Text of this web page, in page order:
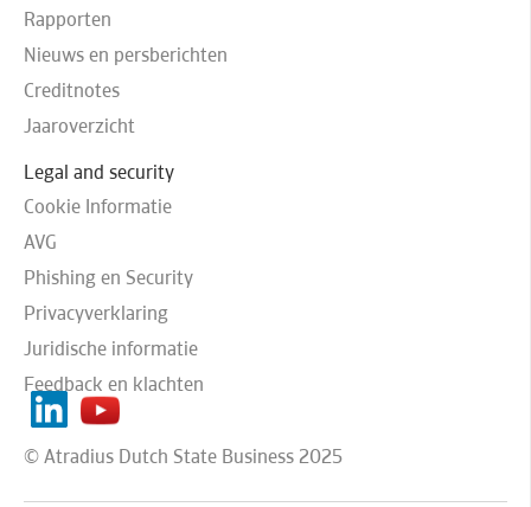
Rapporten
Nieuws en persberichten
Creditnotes
Jaaroverzicht
Legal and security
Cookie Informatie
AVG
Phishing en Security
Privacyverklaring
Juridische informatie
Feedback en klachten
© Atradius Dutch State Business 2025